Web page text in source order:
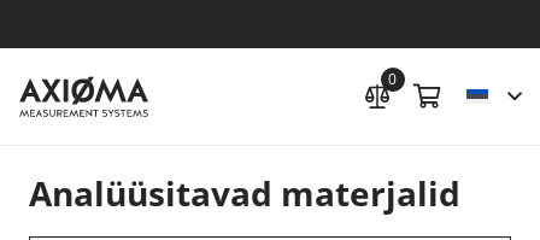
0
Analüüsitavad materjalid